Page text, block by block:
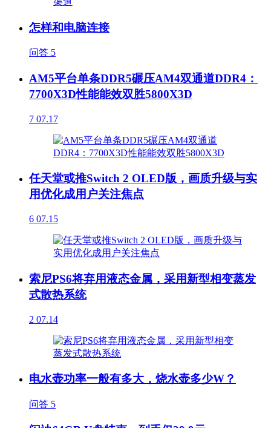
怎样和电脑连接
问答 5
AM5平台单条DDR5碾压AM4双通道DDR4：
7700X3D性能能效双胜5800X3D
7 07.17
任天堂或推Switch 2 OLED版，画质升级与实
用优化成用户关注焦点
6 07.15
索尼PS6将弃用液态金属，采用新型相变蒸发
式散热系统
2 07.14
电水壶功率一般有多大，烧水壶多少W？
问答 5